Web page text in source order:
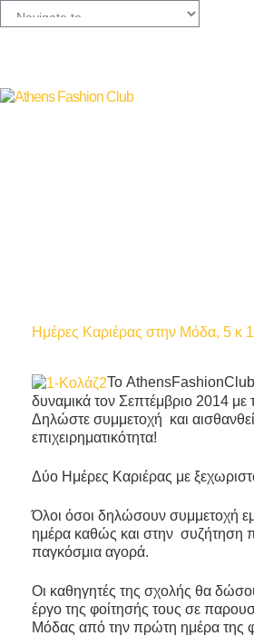
Ημέρες Καριέρας στην Μόδα, 5 κ
Το AthensFashionClub
δυναμικά τον Σεπτέμβριο 2014
Δηλώστε συμμετοχή και
επιχειρηματικότητα!
Δύο Ημέρες Καριέρας με
Όλοι όσοι δηλώσουν συμμετοχή
ημέρα καθώς και στην συζήτηση
παγκόσμια αγορά.
Οι καθηγητές της σχολής θα
έργο της φοίτησής τους σε
Μόδας από την πρώτη ημέρα της